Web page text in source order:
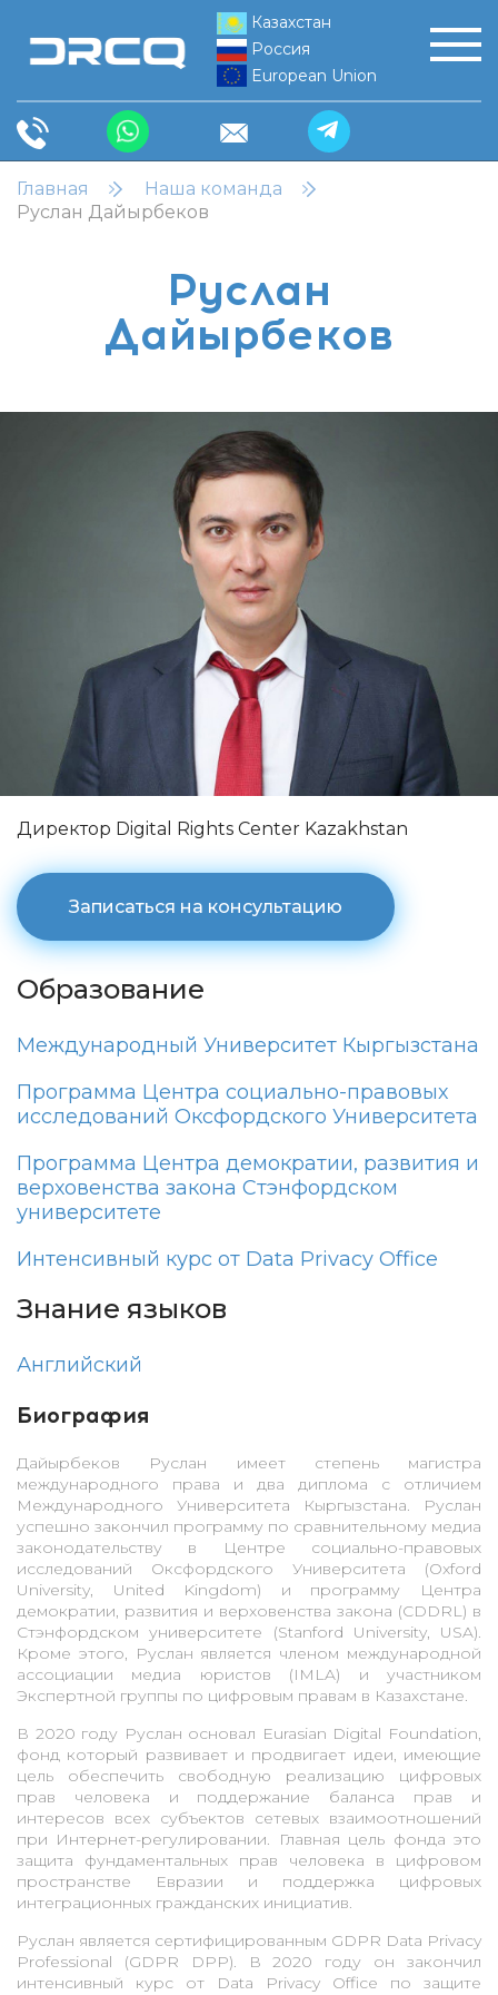
Казахстан
Россия
European Union
Главная
Наша команда
Руслан Дайырбеков
Руслан
Дайырбеков
Директор Digital Rights Center Kazakhstan
Записаться на консультацию
Образование
Международный Университет Кыргызстана
Программа Центра социально-правовых
исследований Оксфордского Университета
Программа Центра демократии, развития и
верховенства закона Стэнфордском
университете
Интенсивный курс от Data Privacy Office
Знание языков
Английский
Биография
Дайырбеков Руслан имеет степень магистра
международного права и два диплома с отличием
Международного Университета Кыргызстана. Руслан
успешно закончил программу по сравнительному медиа
законодательству в Центре социально-правовых
исследований Оксфордского Университета (Oxford
University, United Kingdom) и программу Центра
демократии, развития и верховенства закона (CDDRL) в
Стэнфордском университете (Stanford University, USA).
Кроме этого, Руслан является членом международной
ассоциации медиа юристов (IMLA) и участником
Экспертной группы по цифровым правам в Казахстане.
В 2020 году Руслан основал Eurasian Digital Foundation,
фонд который развивает и продвигает идеи, имеющие
цель обеспечить свободную реализацию цифровых
прав человека и поддержание баланса прав и
интересов всех субъектов сетевых взаимоотношений
при Интернет-регулировании. Главная цель фонда это
защита фундаментальных прав человека в цифровом
пространстве Евразии и поддержка цифровых
интеграционных гражданских инициатив.
Руслан является сертифицированным GDPR Data Privacy
Professional (GDPR DPP). В 2020 году он закончил
интенсивный курс от Data Privacy Office по защите